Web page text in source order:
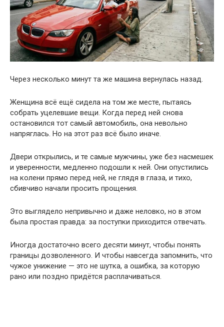
Через несколько минут та же машина вернулась назад.
Женщина всё ещё сидела на том же месте, пытаясь
собрать уцелевшие вещи. Когда перед ней снова
остановился тот самый автомобиль, она невольно
напряглась. Но на этот раз всё было иначе.
Двери открылись, и те самые мужчины, уже без насмешек
и уверенности, медленно подошли к ней. Они опустились
на колени прямо перед ней, не глядя в глаза, и тихо,
сбивчиво начали просить прощения.
Это выглядело непривычно и даже неловко, но в этом
была простая правда: за поступки приходится отвечать.
Иногда достаточно всего десяти минут, чтобы понять
границы дозволенного. И чтобы навсегда запомнить, что
чужое унижение — это не шутка, а ошибка, за которую
рано или поздно придётся расплачиваться.